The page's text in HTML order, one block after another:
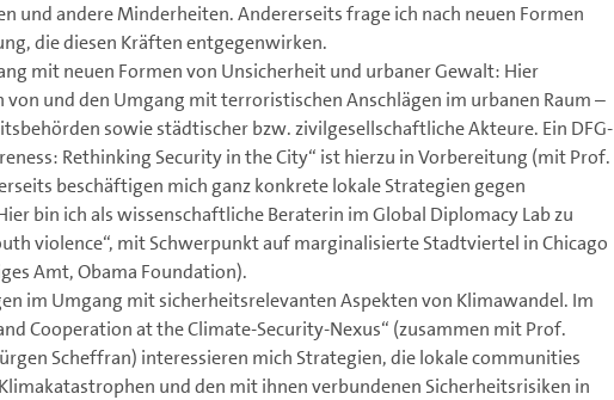
und andere Minderheiten. Andererseits frage ich nach neuen Formen
die diesen Kräften entgegenwirken.
mit neuen Formen von Unsicherheit und urbaner Gewalt: Hier
von und den Umgang mit terroristischen Anschlägen im urbanen Raum –
sowie städtischer bzw. zivilgesellschaftliche Akteure. Ein DFG-
Rethinking Security in the City“ ist hierzu in Vorbereitung (mit Prof.
beschäftigen mich ganz konkrete lokale Strategien gegen
bin ich als wissenschaftliche Beraterin im Global Diplomacy Lab zu
violence“, mit Schwerpunkt auf marginalisierte Stadtviertel in Chicago
Amt, Obama Foundation).
im Umgang mit sicherheitsrelevanten Aspekten von Klimawandel. Im
Cooperation at the Climate-Security-Nexus“ (zusammen mit Prof.
Scheffran) interessieren mich Strategien, die lokale communities
und den mit ihnen verbundenen Sicherheitsrisiken in